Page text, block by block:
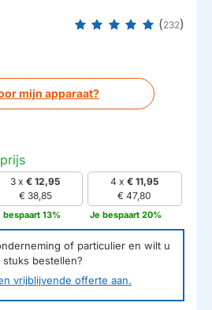
mijn apparaat?
(232)
3 x€ 12,95
€ 38,85
bespaart 13%
4 x€ 11,95
€ 47,80
Je bespaart 20%
of particulier en wilt u
stuks bestellen?
vrijblijvende offerte aan.